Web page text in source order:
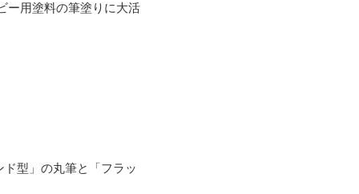
ー用塗料の筆塗りに大活
型」の丸筆と「フラッ